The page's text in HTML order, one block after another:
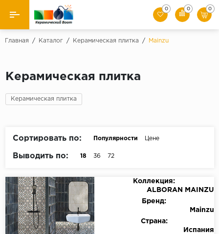
Назад
Керамическая плитка
Керамогранит
0 0 0
Главная / Каталог / Керамическая плитка / Mainzu
Керамическая плитка
Керамическая плитка
Сортировать по: Популярности Цене
Выводить по: 18 36 72
Коллекция:
ALBORAN MAINZU
Бренд:
Mainzu
Страна:
Испания